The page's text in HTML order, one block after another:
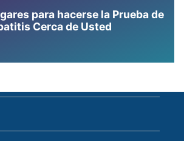
para hacerse la Prueba de
Cerca de Usted